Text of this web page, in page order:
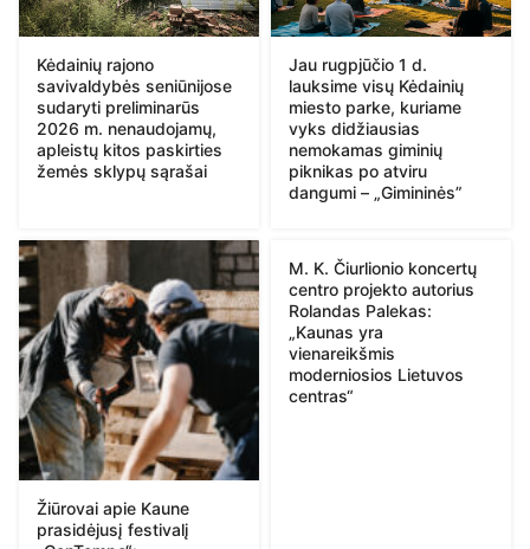
Kėdainių rajono
savivaldybės seniūnijose
sudaryti preliminarūs
2026 m. nenaudojamų,
apleistų kitos paskirties
žemės sklypų sąrašai
Jau rugpjūčio 1 d.
lauksime visų Kėdainių
miesto parke, kuriame
vyks didžiausias
nemokamas giminių
piknikas po atviru
dangumi – „Gimininės”
Žiūrovai apie Kaune
prasidėjusį festivalį
M. K. Čiurlionio koncertų
centro projekto autorius
Rolandas Palekas:
„Kaunas yra
vienareikšmis
moderniosios Lietuvos
centras“